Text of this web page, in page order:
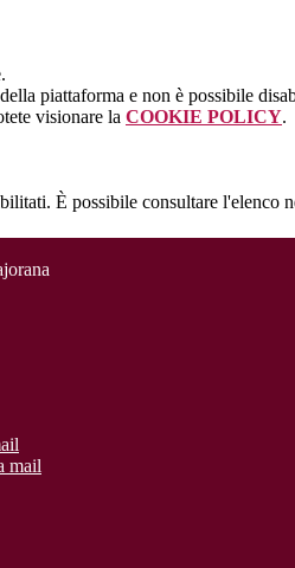
piattaforma e non è possibile
visionare la COOKIE POLICY.
È possibile consultare l'elenco
mail